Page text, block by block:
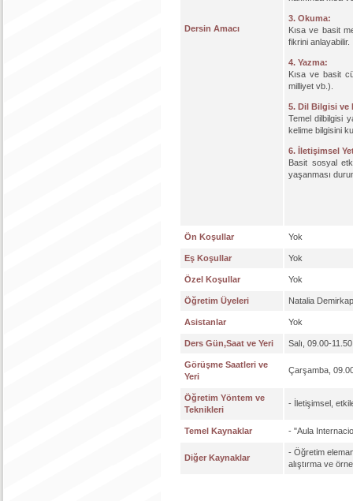
Dersin Amacı
3. Okuma:
Kısa ve basit
fikrini anlayabilir.
4. Yazma:
Kısa ve basit
milliyet vb.).
5. Dil Bilgisi ve
Temel dilbilgisi
kelime bilgisini
6. İletişimsel
Basit sosyal
yaşanması
Ön Koşullar Yok
Eş Koşullar Yok
Özel Koşullar Yok
Öğretim Üyeleri Natalia
Asistanlar Yok
Ders Gün,Saat ve Yeri Salı, 09.00-
Görüşme Saatleri ve
Yeri
Çarşamba,
Öğretim Yöntem ve
Teknikleri
- İletişimsel,
Temel Kaynaklar - "Aula
Diğer Kaynaklar
- Öğretim
alıştırma ve